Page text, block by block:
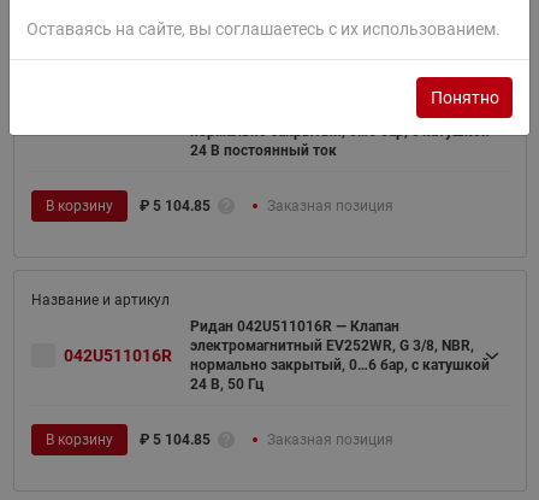
электромагнитный EV252WR, G 3/8, NBR,
24 В постоянный ток
В корзину ₽ 5 104.85 Заказная позиция
042U511016R
Ридан 042U511016R — Клапан
электромагнитный EV252WR, G 3/8, NBR,
нормально закрытый, 0…6 бар, с катушкой
24 В, 50 Гц
В корзину ₽ 5 104.85 Заказная позиция
Оставаясь на сайте, вы соглашаетесь с их использованием.
Понятно